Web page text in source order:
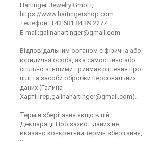
Hartinger Jewelry GmbH,
https://www.hartingershop.com
Телефон: +43 681 84 89 2277
E-mail:galinahartinger@gmail.com
Відповідальним органом є фізична або
юридична особа, яка самостійно або
спільно з іншими приймає рішення про
цілі та засоби обробки персональних
даних (Галина
Хартінгер, galinahartinger@gmail.com).
Термін зберігання якщо в цій
Декларації Про захист даних не
вказано конкретний термін зберігання,